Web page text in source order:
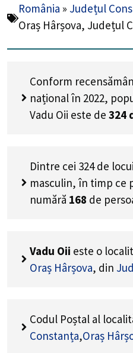
România » Județul
Oraș Hârșova, Județul
Conform
național în 2022,
Vadu Oii este de 324
Dintre cei 324 de
masculin, în timp ce
numără 168 de
Vadu Oii este o
Oraș Hârșova, din
Codul Poștal al
Constanța,Oraș